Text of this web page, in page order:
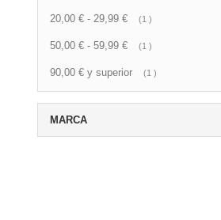
20,00 € - 29,99 € 1 artículo
50,00 € - 59,99 € 1 artículo
90,00 € y superior 1 artículo
MARCA